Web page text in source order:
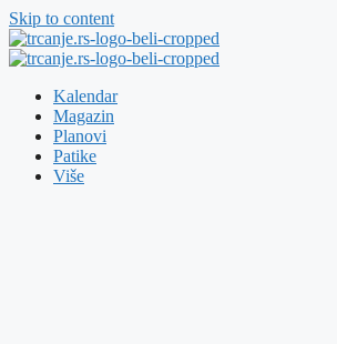
Skip to content
Kalendar
Magazin
Planovi
Patike
Više